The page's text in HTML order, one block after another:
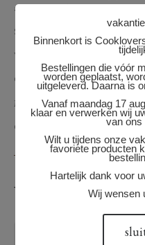
Binnenkort is
Bestellingen die vóór
worden geplaatst,
uitgeleverd. Daarna is
Vanaf maandag 17
klaar en verwerken wij
van ons
Wilt u tijdens onze
favoriete producten
Hartelijk dank voor
Wij wensen
assortiment rode en rose wijnazijn
Sherry, van de beste wijnen uit Jerez
Vermout, ideaal bij allerlei hapjes,
Cava rosé, ongetwijfeld de meest
Merlot voortreffelijke paarse rode
Cabernet Sauvignon, de meest
Voedingswaarde &